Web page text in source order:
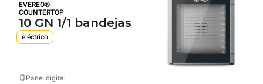
EVEREO®
COUNTERTOP
10 GN 1/1 bandejas
eléctrico
Panel digital